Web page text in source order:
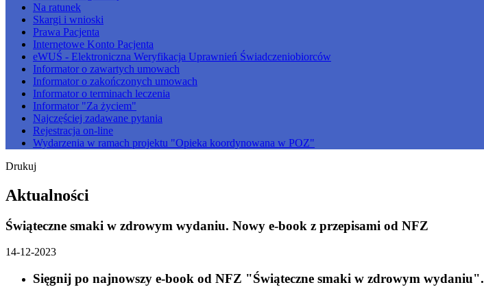
Na ratunek
Skargi i wnioski
Prawa Pacjenta
Internetowe Konto Pacjenta
eWUŚ - Elektroniczna Weryfikacja Uprawnień Świadczeniobiorców
Informator o zawartych umowach
Informator o zakończonych umowach
Informator o terminach leczenia
Informator "Za życiem"
Najczęściej zadawane pytania
Rejestracja on-line
Wydarzenia w ramach projektu "Opieka koordynowana w POZ"
Drukuj
Aktualności
Świąteczne smaki w zdrowym wydaniu. Nowy e-book z przepisami od NFZ
14-12-2023
Sięgnij po najnowszy e-book od NFZ "Świąteczne smaki w zdrowym wydaniu".